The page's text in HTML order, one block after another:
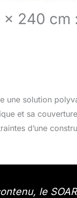
x 240
une solution
et sa
d’une
le